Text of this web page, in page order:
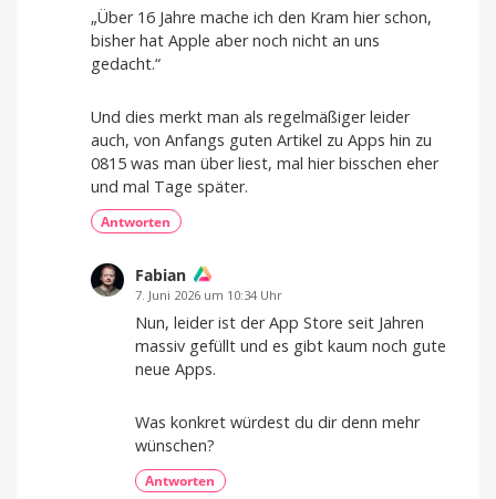
„Über 16 Jahre mache ich den Kram hier schon,
bisher hat Apple aber noch nicht an uns
gedacht.“
Und dies merkt man als regelmäßiger leider
auch, von Anfangs guten Artikel zu Apps hin zu
0815 was man über liest, mal hier bisschen eher
und mal Tage später.
Antworten
Fabian
7. Juni 2026 um 10:34 Uhr
Nun, leider ist der App Store seit Jahren
massiv gefüllt und es gibt kaum noch gute
neue Apps.
Was konkret würdest du dir denn mehr
wünschen?
Antworten